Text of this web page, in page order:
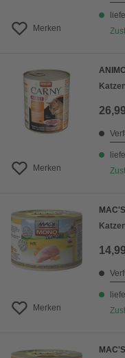
Merken
Merken
Merken
MAC'S
MAC'S